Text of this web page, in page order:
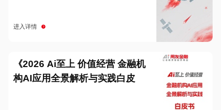
进入详情
《2026 Ai至上 价值经营 金融机
构AI应用全景解析与实践白皮